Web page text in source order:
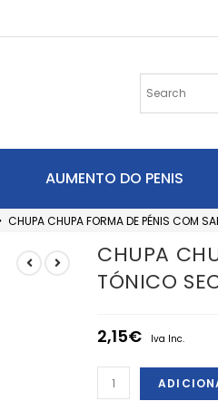
AUMENTO DO PENIS
CHUPA CHUPA FORMA DE PÉNIS COM
CHUPA
TÓNICO
2,15€ Iva Inc.